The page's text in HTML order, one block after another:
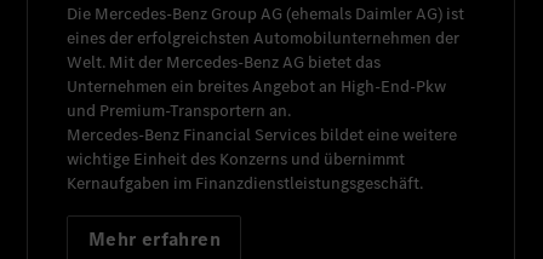
Die Mercedes-Benz Group AG (ehemals Daimler AG) ist
eines der erfolgreichsten Automobilunternehmen der
Welt. Mit der Mercedes-Benz AG bietet das
Unternehmen ein breites Angebot an High-End-Pkw
und Premium-Transportern an.
Mercedes-Benz Financial Services bildet eine weitere
wichtige Einheit des Konzerns und übernimmt
Kernaufgaben im Finanzdienstleistungsgeschäft.
Mehr erfahren